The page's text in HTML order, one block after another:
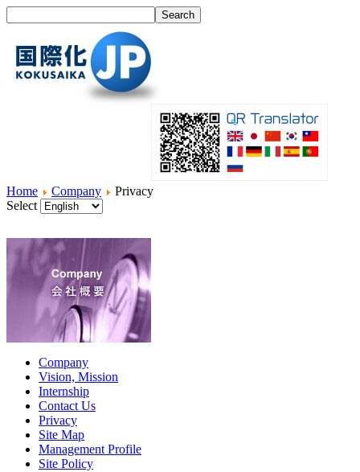
Home Company
Privacy
Select
Company
Vision, Mission
Internship
Contact Us
Privacy
Site Map
Management Profile
Site Policy